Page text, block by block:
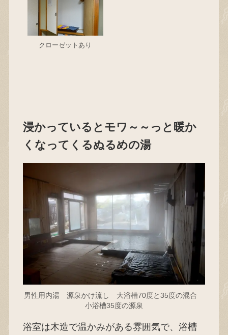
クローゼットあり
浸かっているとモワ～～っと暖か
くなってくるぬるめの湯
男性用内湯 源泉かけ流し 大浴槽70度と35度の混合
小浴槽35度の源泉
浴室は木造で温かみがある雰囲気で、浴槽